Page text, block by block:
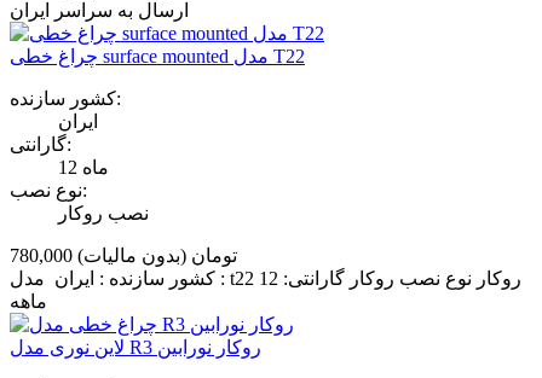
چراغ خطی surface mounted مدل T22
کشور سازنده:
ایران
گارانتی:
12 ماه
نوع نصب:
نصب روکار
780,000 تومان (بدون مالیات)
کشور سازنده : ایران مدل : t22 روکار نوع نصب روکار گارانتی: 12
ماهه
لاین نوری مدل R3 روکار نورابین